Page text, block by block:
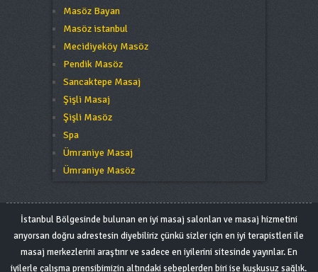
Masöz Bayan
Masöz istanbul
Mecidiyeköy Masöz
Pendik Masöz
Sancaktepe Masaj
Şişli Masaj
Şişli Masöz
Spa
Ümraniye Masaj
Ümraniye Masöz
İstanbul Bölgesinde bulunan en iyi masaj salonları ve masaj hizmetini
arıyorsan doğru adrestesin diyebiliriz çünkü sizler için en iyi terapistleri ile
masaj merkezlerini araştırır ve sadece en iyilerini sitesinde yayınlar. En
iyilerle çalışma prensibimizin altındaki sebeplerden biri ise kuşkusuz sağlık.